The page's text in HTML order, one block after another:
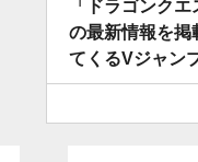
「ドラゴンク
の最新情報を
てくるVジャン